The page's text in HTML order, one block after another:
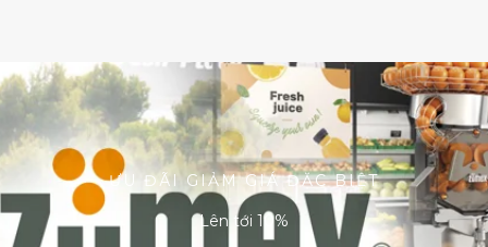
ƯU ĐÃI GIẢM GIÁ ĐẶC BIỆT
Lên tới 10%